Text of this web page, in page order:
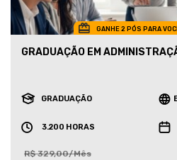
GANHE 2 PÓS PARA
GRADUAÇÃO EM
GRADUAÇÃO
3.200 HORAS
R$ 329,00/Mês